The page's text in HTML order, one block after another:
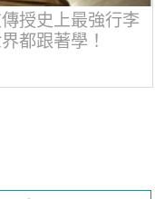
授史上最強行李
都跟著學！